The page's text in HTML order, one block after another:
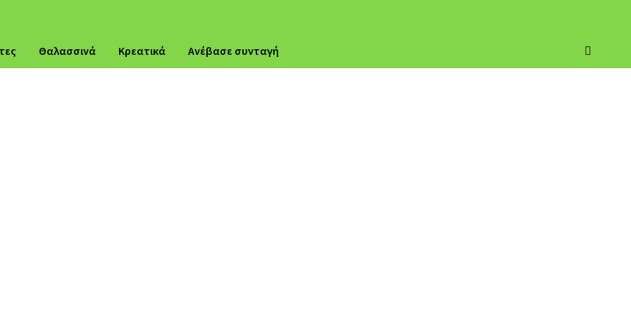
Θαλασσινά Κρεατικά Ανέβασε συνταγή